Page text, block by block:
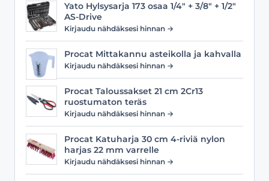
Yato Hylsysarja 173 osaa 1/4" + 3/8" + 1/2"
AS-Drive
Kirjaudu nähdäksesi hinnan →
Procat Mittakannu asteikolla ja kahvalla
Kirjaudu nähdäksesi hinnan →
Procat Taloussakset 21 cm 2Cr13
ruostumaton teräs
Kirjaudu nähdäksesi hinnan →
Procat Katuharja 30 cm 4-riviä nylon
harjas 22 mm varrelle
Kirjaudu nähdäksesi hinnan →